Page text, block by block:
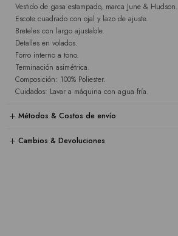
Vestido de gasa estampado, marca June & Hudson.
Escote cuadrado con ojal y lazo de ajuste.
Breteles con largo ajustable.
Detalles en volados.
Forro interno a tono.
Terminación asimétrica.
Composición: 100% Poliester.
Cuidados: Lavar a máquina con agua fría.
Métodos & Costos de envío
Cambios & Devoluciones